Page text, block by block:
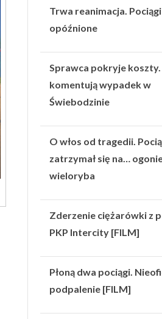
Trwa reanimacja. Pociągi
opóźnione
Sprawca pokryje koszty.
komentują wypadek w
Świebodzinie
O włos od tragedii.
zatrzymał się na…
wieloryba
Zderzenie ciężarówki z
PKP Intercity [FILM]
Płoną dwa pociągi.
podpalenie [FILM]